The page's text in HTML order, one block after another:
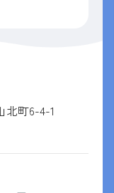
北町6-4-1